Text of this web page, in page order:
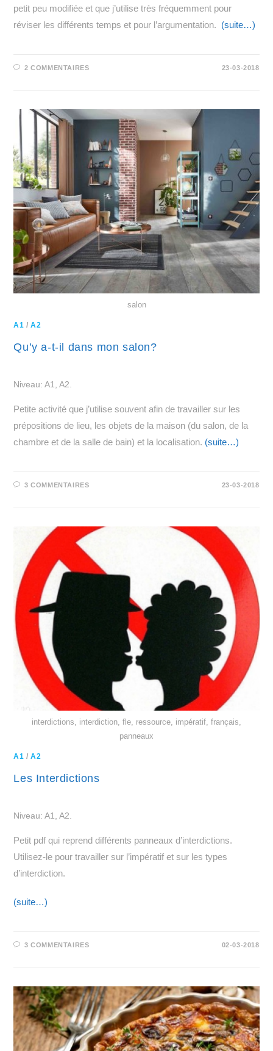
petit peu modifiée et que j’utilise très fréquemment pour
réviser les différents temps et pour l’argumentation. (suite…)
2 COMMENTAIRES 23-03-2018
salon
A1 /A2
Qu’y a-t-il dans mon salon?
Niveau: A1, A2.
Petite activité que j’utilise souvent afin de travailler sur les
prépositions de lieu, les objets de la maison (du salon, de la
chambre et de la salle de bain) et la localisation. (suite…)
3 COMMENTAIRES 23-03-2018
interdictions, interdiction, fle, ressource, impératif, français,
panneaux
A1 /A2
Les Interdictions
Niveau: A1, A2.
Petit pdf qui reprend différents panneaux d’interdictions.
Utilisez-le pour travailler sur l’impératif et sur les types
d’interdiction.
(suite…)
3 COMMENTAIRES 02-03-2018